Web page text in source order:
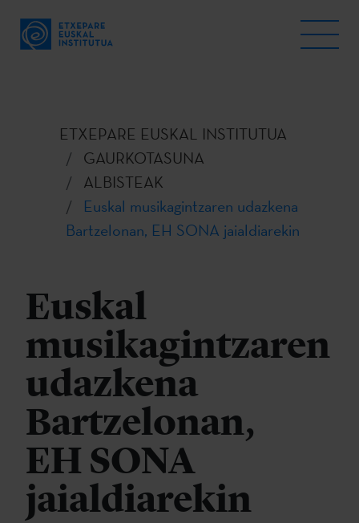
ETXEPARE EUSKAL INSTITUTUA
GAURKOTASUNA
ALBISTEAK
Euskal musikagintzaren udazkena
Bartzelonan, EH SONA jaialdiarekin
Euskal
musikagintzaren
udazkena
Bartzelonan,
EH SONA
jaialdiarekin